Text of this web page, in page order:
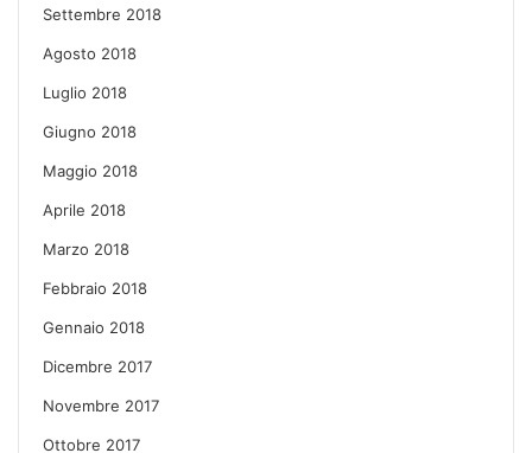
Settembre 2018
Agosto 2018
Luglio 2018
Giugno 2018
Maggio 2018
Aprile 2018
Marzo 2018
Febbraio 2018
Gennaio 2018
Dicembre 2017
Novembre 2017
Ottobre 2017